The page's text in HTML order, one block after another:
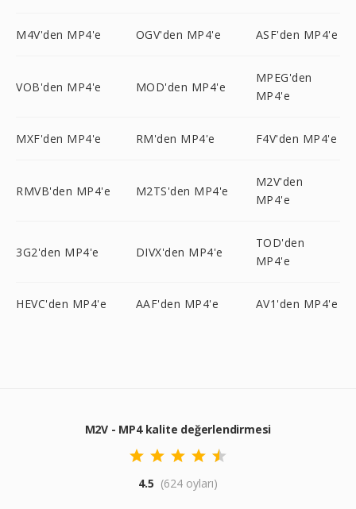
M4V'den MP4'e OGV'den MP4'e ASF'den MP4'e
VOB'den MP4'e MOD'den MP4'e
MPEG'den
MP4'e
MXF'den MP4'e RM'den MP4'e F4V'den MP4'e
RMVB'den MP4'e M2TS'den MP4'e
M2V'den
MP4'e
3G2'den MP4'e DIVX'den MP4'e
TOD'den
MP4'e
HEVC'den MP4'e AAF'den MP4'e AV1'den MP4'e
M2V - MP4 kalite değerlendirmesi
4.5 (624 oyları)